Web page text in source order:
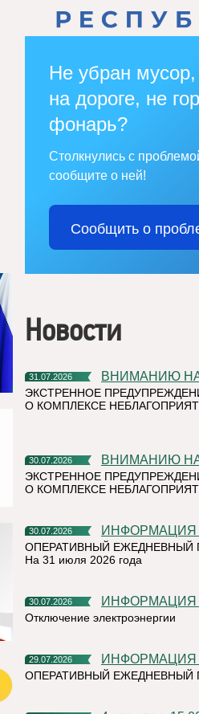
Не убран
на дороге, не
фонарь?
Столкнулись с
сообщите о ней!
Сообщить о
Новости
31.07.2026 ВНИМАНИЮ
ЭКСТРЕННОЕ
О КОМПЛЕКСЕ
30.07.2026 ВНИМАНИЮ
ЭКСТРЕННОЕ
О КОМПЛЕКСЕ
30.07.2026
ОПЕРАТИВНЫЙ ЕЖЕДНЕВНЫЙ
На 31 июля 2026 года
30.07.2026
Отключение электроэнергии
29.07.2026
ОПЕРАТИВНЫЙ ЕЖЕДНЕВНЫЙ